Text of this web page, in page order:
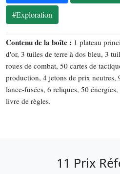
#Exploration
Contenu de la boîte : 1 plateau
d'or, 3 tuiles de terre à dos bleu, 3
roues de combat, 50 cartes de
production, 4 jetons de prix neutres,
lance-fusées, 6 reliques, 50
livre de règles.
11 Prix